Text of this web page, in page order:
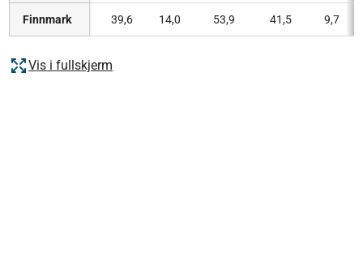
Finnmark 39,6 14,0 53,9 41,5 9,7
Vis i fullskjerm